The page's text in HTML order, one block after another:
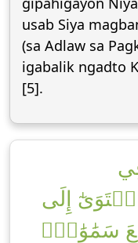
usab Siya
(sa Adlaw sa
igabalik ngadto
[5].
إِلَى
سَمَٰوَٰتٖۚ